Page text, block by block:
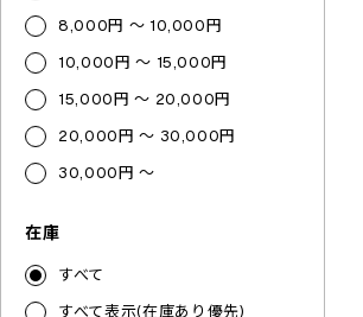
8,000円 ～ 10,000円
10,000円 ～ 15,000円
15,000円 ～ 20,000円
20,000円 ～ 30,000円
30,000円 ～
在庫
すべて
すべて表示(在庫あり優先)